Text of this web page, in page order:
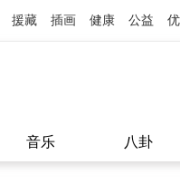
援藏 插画 健康 公益
音乐 八卦